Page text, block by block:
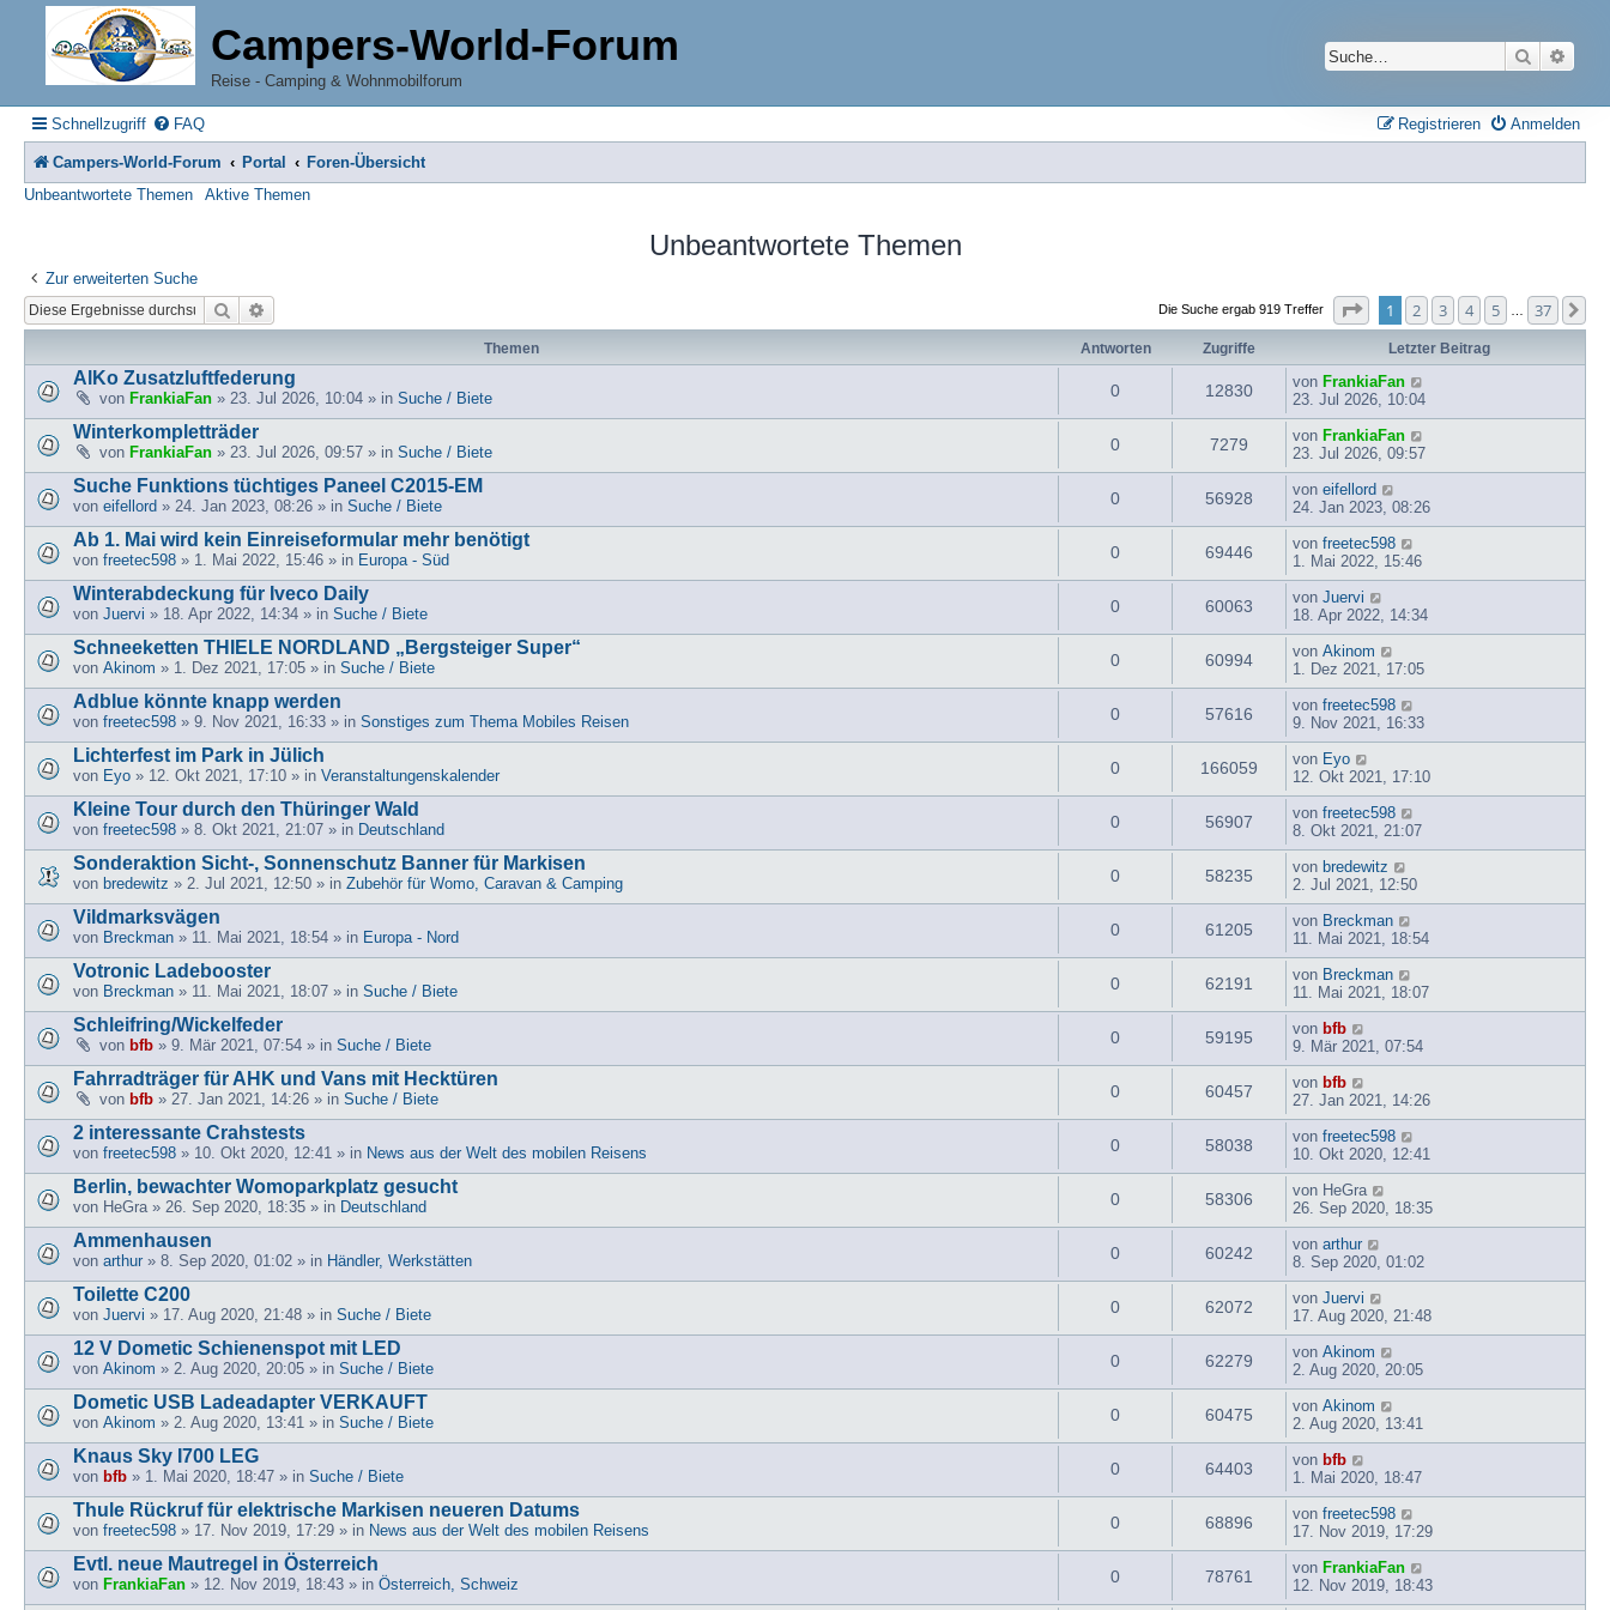
Campers-World-Forum
Reise - Camping & Wohnmobilforum
Suche
Schnellzugriff FAQ Anmelden
Registrieren
Campers-World-Forum Portal
Foren-Übersicht
Unbeantwortete Themen
Aktive Themen
Unbeantwortete Themen
Zur erweiterten Suche
Suche Die Suche ergab 919 Treffer Seite von37
1 2 3 4 5 37
Themen Antworten Zugriffe Letzter Beitrag
AlKo Zusatzluftfederung
von FrankiaFan » 23. Jul 2026, 10:04 » in Suche / Biete 0 12830 von FrankiaFan
23. Jul 2026, 10:04
Winterkompletträder
von FrankiaFan » 23. Jul 2026, 09:57 » in Suche / Biete 0 7279 von FrankiaFan
23. Jul 2026, 09:57
Suche Funktions tüchtiges Paneel C2015-EM
von eifellord » 24. Jan 2023, 08:26 » in Suche / Biete 0 56928 von eifellord
24. Jan 2023, 08:26
Ab 1. Mai wird kein Einreiseformular mehr benötigt
von freetec598 » 1. Mai 2022, 15:46 » in Europa - Süd 0 69446 von freetec598
1. Mai 2022, 15:46
Winterabdeckung für Iveco Daily
von Juervi » 18. Apr 2022, 14:34 » in Suche / Biete 0 60063 von Juervi
18. Apr 2022, 14:34
Schneeketten THIELE NORDLAND „Bergsteiger Super“
von Akinom » 1. Dez 2021, 17:05 » in Suche / Biete 0 60994 von Akinom
1. Dez 2021, 17:05
Adblue könnte knapp werden
von freetec598 » 9. Nov 2021, 16:33 » in Sonstiges zum Thema Mobiles Reisen 0 57616 von freetec598
9. Nov 2021, 16:33
Lichterfest im Park in Jülich
von Eyo » 12. Okt 2021, 17:10 » in Veranstaltungenskalender 0 166059 von Eyo
12. Okt 2021, 17:10
Kleine Tour durch den Thüringer Wald
von freetec598 » 8. Okt 2021, 21:07 » in Deutschland 0 56907 von freetec598
8. Okt 2021, 21:07
Sonderaktion Sicht-, Sonnenschutz Banner für Markisen
von bredewitz » 2. Jul 2021, 12:50 » in Zubehör für Womo, Caravan & Camping 0 58235 von bredewitz
2. Jul 2021, 12:50
Vildmarksvägen
von Breckman » 11. Mai 2021, 18:54 » in Europa - Nord 0 61205 von Breckman
11. Mai 2021, 18:54
Votronic Ladebooster
von Breckman » 11. Mai 2021, 18:07 » in Suche / Biete 0 62191 von Breckman
11. Mai 2021, 18:07
Schleifring/Wickelfeder
von bfb » 9. Mär 2021, 07:54 » in Suche / Biete 0 59195 von bfb
9. Mär 2021, 07:54
Fahrradträger für AHK und Vans mit Hecktüren
von bfb » 27. Jan 2021, 14:26 » in Suche / Biete 0 60457 von bfb
27. Jan 2021, 14:26
2 interessante Crahstests
von freetec598 » 10. Okt 2020, 12:41 » in News aus der Welt des mobilen Reisens 0 58038 von freetec598
10. Okt 2020, 12:41
Berlin, bewachter Womoparkplatz gesucht
von HeGra» 26. Sep 2020, 18:35 » in Deutschland 0 58306 von HeGra
26. Sep 2020, 18:35
Ammenhausen
von arthur » 8. Sep 2020, 01:02 » in Händler, Werkstätten 0 60242 von arthur
8. Sep 2020, 01:02
Toilette C200
von Juervi » 17. Aug 2020, 21:48 » in Suche / Biete 0 62072 von Juervi
17. Aug 2020, 21:48
12 V Dometic Schienenspot mit LED
von Akinom » 2. Aug 2020, 20:05 » in Suche / Biete 0 62279 von Akinom
2. Aug 2020, 20:05
Dometic USB Ladeadapter VERKAUFT
von Akinom » 2. Aug 2020, 13:41 » in Suche / Biete 0 60475 von Akinom
2. Aug 2020, 13:41
Knaus Sky I700 LEG
von bfb » 1. Mai 2020, 18:47 » in Suche / Biete 0 64403 von bfb
1. Mai 2020, 18:47
Thule Rückruf für elektrische Markisen neueren Datums
von freetec598 » 17. Nov 2019, 17:29 » in News aus der Welt des mobilen Reisens 0 68896 von freetec598
17. Nov 2019, 17:29
Evtl. neue Mautregel in Österreich
von FrankiaFan » 12. Nov 2019, 18:43 » in Österreich, Schweiz 0 78761 von FrankiaFan
12. Nov 2019, 18:43